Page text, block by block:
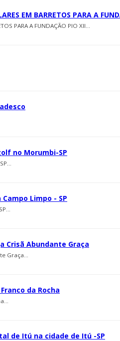
EM BARRETOS PARA A
PARA A FUNDAÇÃO PIO XII...
no Morumbi-SP
Limpo - SP
Crisã Abundante Graça
Graça...
da Rocha
de Itú na cidade de Itú -SP